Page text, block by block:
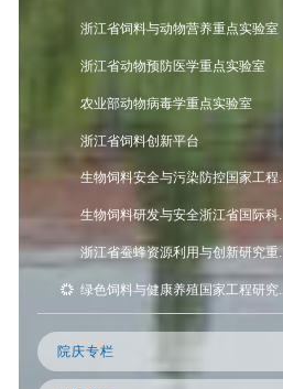
浙江省饲料与动物营养重点实验室
浙江省动物预防医学重点实验室
农业部动物病毒学重点实验室
浙江省饲料创新平台
生物饲料安全与污染防控国家工程...
生物饲料研发与安全浙江省国际科...
浙江省蚕蜂资源利用与创新研究重...
绿色饲料与健康养殖国家工程研究...
院庆专栏